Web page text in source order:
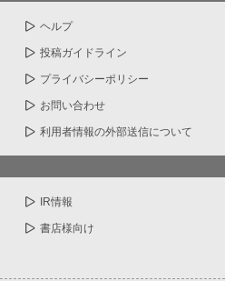
ヘルプ
投稿ガイドライン
プライバシーポリシー
お問い合わせ
利用者情報の外部送信について
IR情報
書店様向け